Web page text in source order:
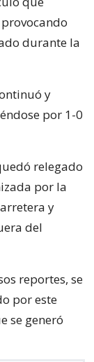
durante la
y
por 1-0
relegado
por la
y
del
reportes, se
por este
se generó